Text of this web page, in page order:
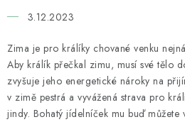
KRMIVO PRO ZDRAVÍ KRÁLÍKŮ
SENO
PAMLSKY PRO KRÁLÍKY
3.12.2023
Zima je pro králíky chované venku
Aby králík přečkal zimu, musí své tělo
zvyšuje jeho energetické nároky na
v zimě pestrá a vyvážená strava pro
jindy. Bohatý jídelníček mu buď můžete